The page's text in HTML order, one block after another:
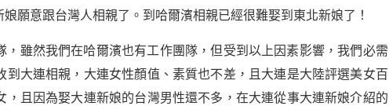
願意跟台灣人相親了。到哈爾濱相親已經很難娶到東北新娘了！
雖然我們在哈爾濱也有工作團隊，但受到以上因素影響，我們必需
大連相親，大連女性顏值、素質也不差，且大連是大陸評選美女百
且因為娶大連新娘的台灣男性還不多，在大連從事大連新娘介紹的